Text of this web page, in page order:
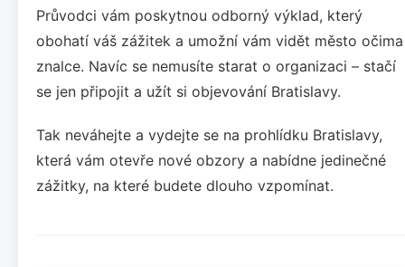
Průvodci vám poskytnou odborný výklad, který
obohatí váš zážitek a umožní vám vidět město očima
znalce. Navíc se nemusíte starat o organizaci – stačí
se jen připojit a užít si objevování Bratislavy.
Tak neváhejte a vydejte se na prohlídku Bratislavy,
která vám otevře nové obzory a nabídne jedinečné
zážitky, na které budete dlouho vzpomínat.